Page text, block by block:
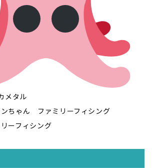
メタル
ちゃん ファミリーフィシング
ーフィシング